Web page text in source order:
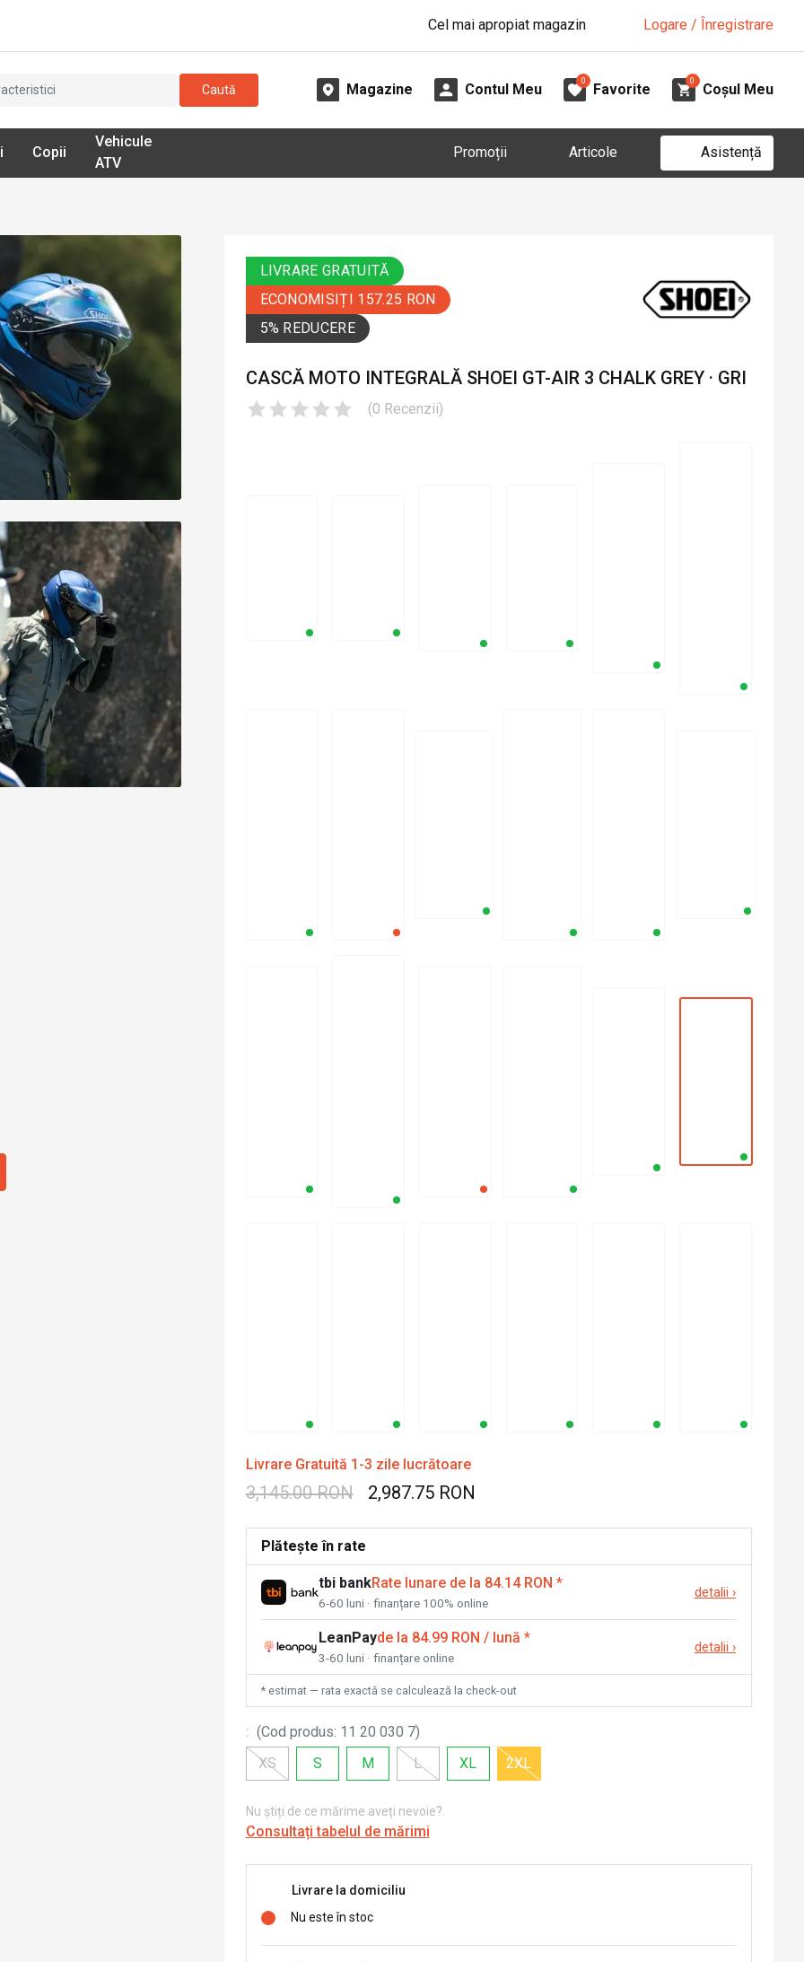
Cel mai apropiat magazin Logare / Înregistrare
Caută Magazine Contul Meu
0
Favorite
0
Coșul Meu
Copii
Vehicule
ATV
Promoții Articole Asistență
LIVRARE GRATUITĂ
ECONOMISIȚI 157.25 RON
5% REDUCERE
CASCĂ MOTO INTEGRALĂ SHOEI GT-AIR 3 CHALK GREY · GRI
(0 Recenzii)
Livrare Gratuită 1-3 zile lucrătoare
3,145.00 RON 2,987.75 RON
Plătește în rate
tbi bankRate lunare de la 84.14 RON *
6-60 luni · finanțare 100% online
detalii ›
LeanPayde la 84.99 RON / lună *
3-60 luni · finanțare online
detalii ›
* estimat — rata exactă se calculează la check-out
: (Cod produs: 11 20 030 7)
XS
S M L XL 2XL
Nu știți de ce mărime aveți nevoie?
Consultați tabelul de mărimi
Livrare la domiciliu
Nu este în stoc